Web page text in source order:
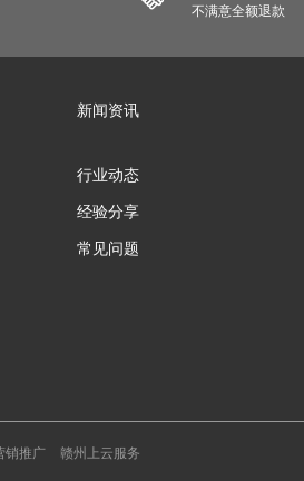
不满意全额退款
新闻资讯
行业动态
经验分享
常见问题
销推广 赣州上云服务